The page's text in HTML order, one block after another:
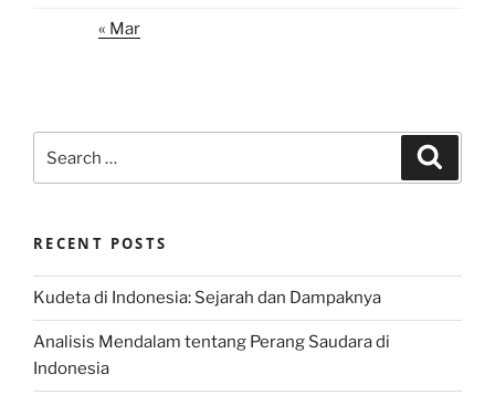
« Mar
for:
RECENT POSTS
Kudeta di Indonesia: Sejarah dan Dampaknya
Analisis Mendalam tentang Perang Saudara di
Indonesia